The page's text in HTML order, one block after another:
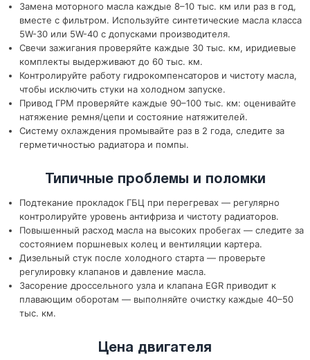
Замена моторного масла каждые 8–10 тыс. км или раз в год,
вместе с фильтром. Используйте синтетические масла класса
5W-30 или 5W-40 с допусками производителя.
Свечи зажигания проверяйте каждые 30 тыс. км, иридиевые
комплекты выдерживают до 60 тыс. км.
Контролируйте работу гидрокомпенсаторов и чистоту масла,
чтобы исключить стуки на холодном запуске.
Привод ГРМ проверяйте каждые 90–100 тыс. км: оценивайте
натяжение ремня/цепи и состояние натяжителей.
Систему охлаждения промывайте раз в 2 года, следите за
герметичностью радиатора и помпы.
Типичные проблемы и поломки
Подтекание прокладок ГБЦ при перегревах — регулярно
контролируйте уровень антифриза и чистоту радиаторов.
Повышенный расход масла на высоких пробегах — следите за
состоянием поршневых колец и вентиляции картера.
Дизельный стук после холодного старта — проверьте
регулировку клапанов и давление масла.
Засорение дроссельного узла и клапана EGR приводит к
плавающим оборотам — выполняйте очистку каждые 40–50
тыс. км.
Цена двигателя